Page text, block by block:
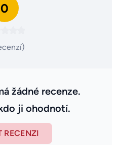
0
žádné recenze.
ji ohodnotí.
RECENZI